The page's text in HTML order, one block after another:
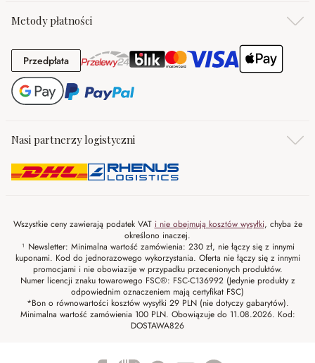
Metody płatności
PrzedpłataPrzedpłata
Nasi partnerzy logistyczni
Wszystkie ceny zawierają podatek VAT i nie obejmują kosztów wysyłki, chyba że
określono inaczej.
¹ Newsletter: Minimalna wartość zamówienia: 230 zł, nie łączy się z innymi
kuponami. Kod do jednorazowego wykorzystania. Oferta nie łączy się z innymi
promocjami i nie obowiazije w przypadku przecenionych produktów.
Numer licencji znaku towarowego FSC®: FSC-C136992 (Jedynie produkty z
odpowiednim oznaczeniem mają certyfikat FSC)
*Bon o równowartości kosztów wysyłki 29 PLN (nie dotyczy gabarytów).
Minimalna wartość zamówienia 100 PLN. Obowiązuje do 11.08.2026. Kod:
DOSTAWA826